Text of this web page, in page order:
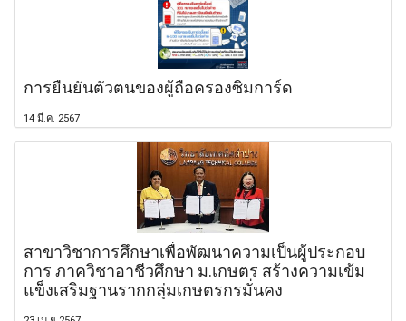
การยืนยันตัวตนของผู้ถือครองซิมการ์ด
14 มี.ค. 2567
สาขาวิชาการศึกษาเพื่อพัฒนาความเป็นผู้ประกอบ
การ ภาควิชาอาชีวศึกษา ม.เกษตร สร้างความเข้ม
แข็งเสริมฐานรากกลุ่มเกษตรกรมั่นคง